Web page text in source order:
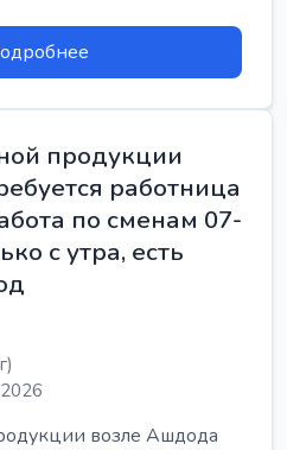
продукции
работница
по сменам 07-
с утра, есть
возле Ашдода